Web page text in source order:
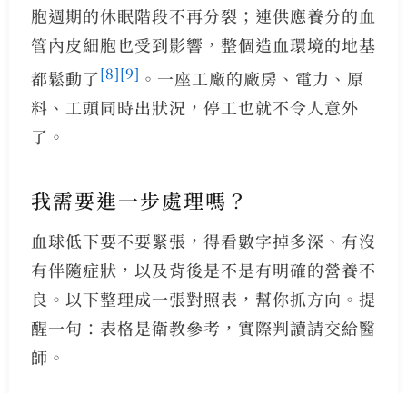
胞週期的休眠階段不再分裂；連供應養分的血
管內皮細胞也受到影響，整個造血環境的地基
都鬆動了[8][9] 。一座工廠的廠房、電力、原
料、工頭同時出狀況，停工也就不令人意外
了。
我需要進一步處理嗎？
血球低下要不要緊張，得看數字掉多深、有沒
有伴隨症狀，以及背後是不是有明確的營養不
良。以下整理成一張對照表，幫你抓方向。提
醒一句：表格是衛教參考，實際判讀請交給醫
師。